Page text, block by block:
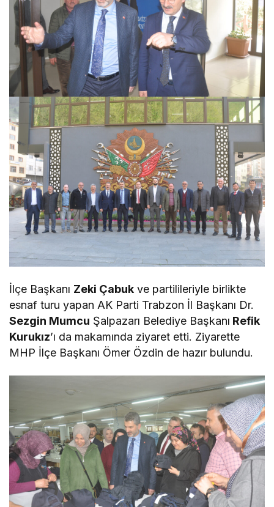
İlçe Başkanı Zeki Çabuk ve partilileriyle birlikte
esnaf turu yapan AK Parti Trabzon İl Başkanı Dr.
Sezgin Mumcu Şalpazarı Belediye Başkanı Refik
Kurukız’ı da makamında ziyaret etti. Ziyarette
MHP İlçe Başkanı Ömer Özdin de hazır bulundu.